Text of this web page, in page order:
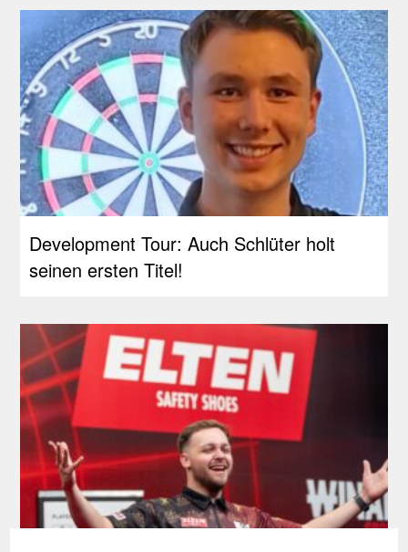
Development Tour: Auch Schlüter holt
seinen ersten Titel!